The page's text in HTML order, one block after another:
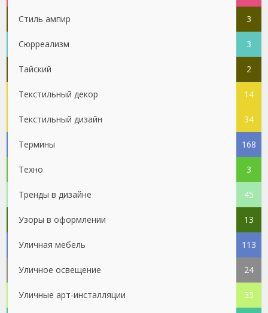
Стиль ампир 3
Сюрреализм 3
Тайский 2
Текстильный декор 14
Текстильный дизайн 34
Термины 168
Техно 3
Тренды в дизайне 45
Узоры в оформлении 13
Уличная мебель 113
Уличное освещение 24
Уличные арт-инсталляции 33